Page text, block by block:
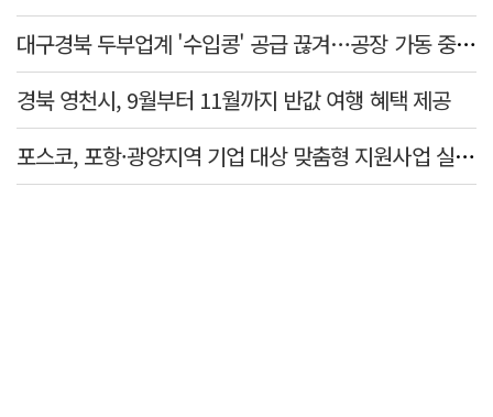
대구경북 두부업계 '수입콩' 공급 끊겨…공장 가동 중단 등 '존폐기로'
경북 영천시, 9월부터 11월까지 반값 여행 혜택 제공
포스코, 포항·광양지역 기업 대상 맞춤형 지원사업 실질적 성과 확인